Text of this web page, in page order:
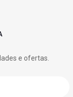
e ofertas.